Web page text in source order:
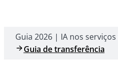
Guia 2026 | IA nos
Guia de transferência